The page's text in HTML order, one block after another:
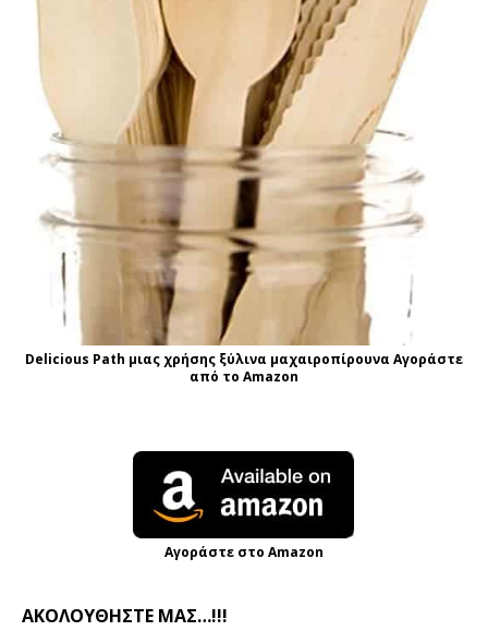
Delicious Path μιας χρήσης ξύλινα μαχαιροπίρουνα Αγοράστε
από το Amazon
Αγοράστε στο Amazon
ΑΚΟΛΟΥΘΗΣΤΕ ΜΑΣ…!!!